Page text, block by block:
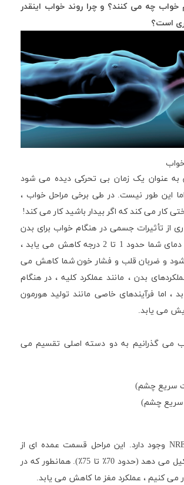
خواب چه می کنند؟ و چرا روند خواب اینقدر
است؟
به عنوان یک زمان بی تحرکی دیده می شود
این طور نیست. در طی برخی مراحل خواب ،
کار می کند که اگر بیدار باشید کار می کند!
از تأثیرات جسمی در هنگام خواب برای بدن
شما اتفاق می افتد. دمای شما حدود 1 تا 2 درجه کاهش می یابد ،
و ضربان قلب و فشار خون شما کاهش می
بدن ، مانند عملکرد کلیه ، در هنگام
اما فرآیندهای خاصی مانند تولید هورمون
می یابد.
می گذرانیم به دو دسته اصلی تقسیم می
سریع چشم)
چشم)
وجود دارد. این مراحل قسمت عمده ای از
زمان خواب ما را تشکیل می دهد (حدود 70٪ تا 75٪). همانطور که در
می کنیم ، عملکرد مغز ما کاهش می یابد.